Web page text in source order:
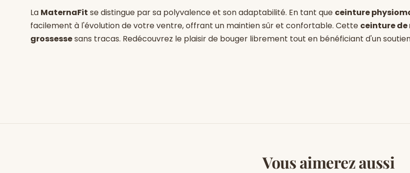
La MaternaFit se distingue par sa polyvalence et son adaptabilité. En tant que ceinture
facilement à l'évolution de votre ventre, offrant un maintien sûr et confortable. Cette ceinture
grossessesans tracas. Redécouvrez le plaisir de bouger librement tout en bénéficiant d'un
Vous aimerez aussi